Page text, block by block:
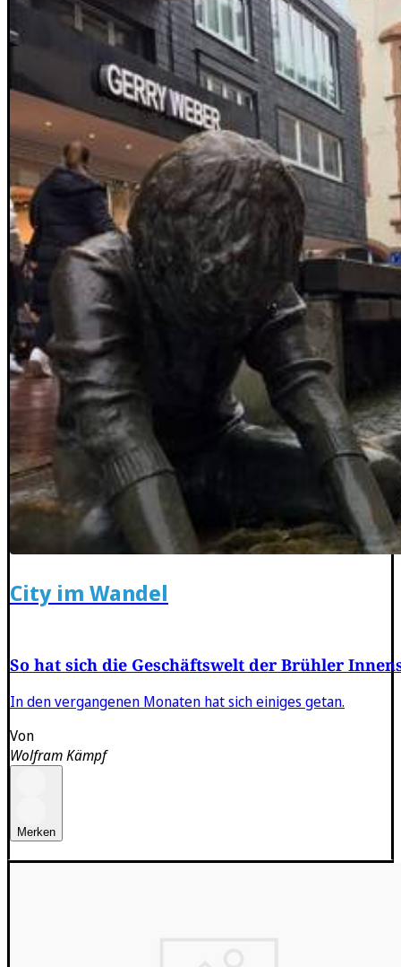
City im Wandel
So hat sich die Geschäftswelt der Brühler
In den vergangenen Monaten hat sich einiges getan.
Von
Wolfram Kämpf
Merken